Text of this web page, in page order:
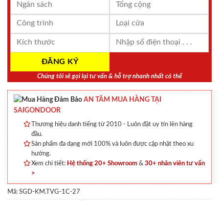
Chúng tôi sẽ gọi lại tư vấn & hỗ trợ nhanh nhất có thể
AN TÂM MUA HÀNG TẠI
SAIGONDOOR
Thương hiệu danh tiếng từ 2010 - Luôn đặt uy tín lên hàng
đầu.
Sản phẩm đa dạng mới 100% và luôn được cập nhật theo xu
hướng.
Xem chi tiết: Hệ thống 20+ Showroom & 30+ nhân viên tư vấn
>
Mã: SGD-KM.TVG-1C-27